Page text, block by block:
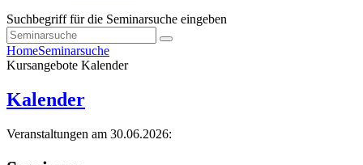
Suchbegriff für die Seminarsuche eingeben
HomeSeminarsuche
Kursangebote Kalender
Kalender
Veranstaltungen am 30.06.2026: